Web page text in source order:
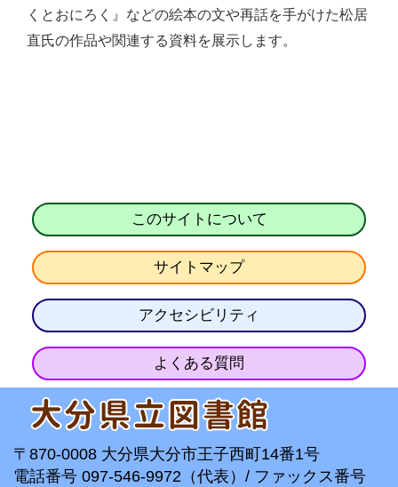
くとおにろく』などの絵本の文や再話を手がけた松居
直氏の作品や関連する資料を展示します。
このサイトについて
サイトマップ
アクセシビリティ
よくある質問
〒870-0008 大分県大分市王子西町14番1号
電話番号 097-546-9972（代表）/ ファックス番号